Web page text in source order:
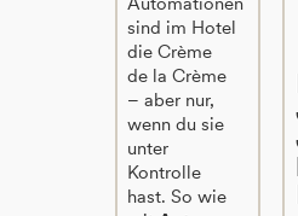
sind im Hotel
die Crème
de la Crème
– aber nur,
wenn du sie
unter
Kontrolle
hast. So wie